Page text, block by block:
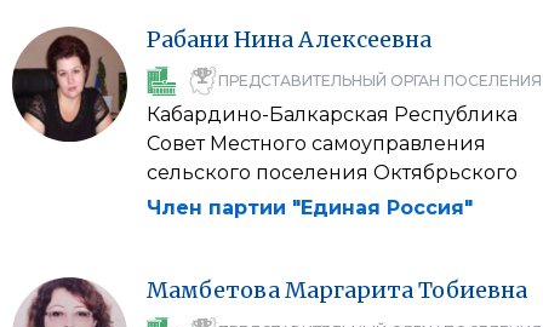
РабаниНинаАлексеевна
ПРЕДСТАВИТЕЛЬНЫЙ ОРГАН ПОСЕЛЕНИЯ
Кабардино-Балкарская Республика
Совет Местного самоуправления
сельского поселения Октябрьского
Член партии "Единая Россия"
МамбетоваМаргаритаТобиевна